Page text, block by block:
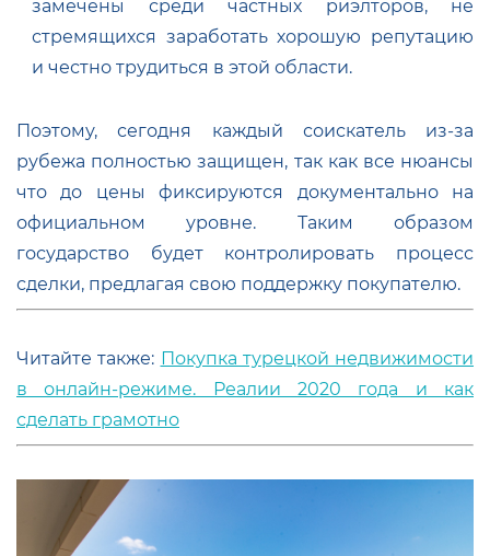
замечены среди частных риэлторов, не
стремящихся заработать хорошую репутацию
и честно трудиться в этой области.
Поэтому, сегодня каждый соискатель из-за
рубежа полностью защищен, так как все нюансы
что до цены фиксируются документально на
официальном уровне. Таким образом
государство будет контролировать процесс
сделки, предлагая свою поддержку покупателю.
Читайте также: Покупка турецкой недвижимости
в онлайн-режиме. Реалии 2020 года и как
сделать грамотно